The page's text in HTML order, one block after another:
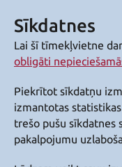
Sīkdatnes
Lai šī tīmekļvietne
obligāti
Piekrītot sīkdatņu
izmantotas
trešo pušu sīkdatnes
pakalpojumu